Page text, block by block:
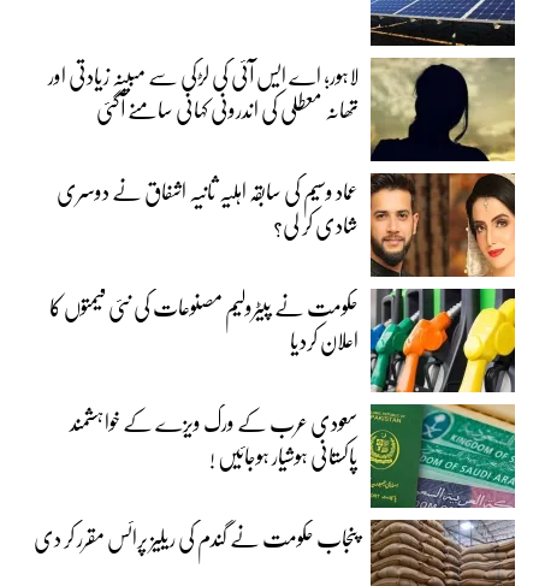
لاہور؛ اے ایس آئی کی لڑکی سے مبینہ زیادتی اور
تھانہ معطلی کی اندرونی کہانی سامنے آگئی
عماد وسیم کی سابقہ اہلیہ ثانیہ اشفاق نے دوسری
شادی کر لی؟
حکومت نے پیٹرولیم مصنوعات کی نئی قیمتوں کا
اعلان کردیا
سعودی عرب کے ورک ویزے کے خواہشمند
پاکستانی ہوشیار ہوجائیں !
پنجاب حکومت نے گندم کی ریلیز پرائس مقرر کر دی‎